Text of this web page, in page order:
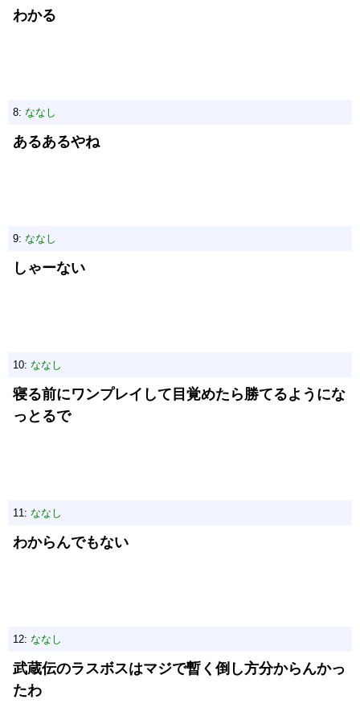
わかる
8: ななし
あるあるやね
9: ななし
しゃーない
10: ななし
寝る前にワンプレイして目覚めたら勝てるようにな
っとるで
11: ななし
わからんでもない
12: ななし
武蔵伝のラスボスはマジで暫く倒し方分からんかっ
たわ